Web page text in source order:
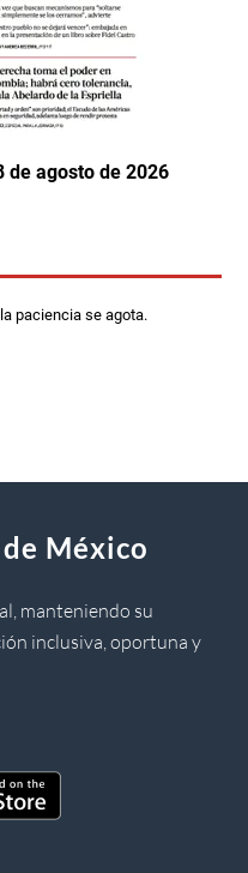
de agosto de 2026
paciencia se agota.
México
manteniendo su
inclusiva, oportuna y